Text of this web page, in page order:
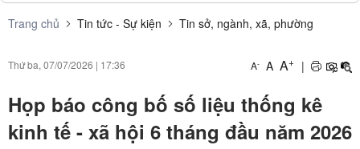
Trang chủ Tin tức - Sự kiện Tin sở, ngành, xã, phường
Thứ ba, 07/07/2026 | 17:36 A- A A+ |
Họp báo công bố số liệu thống kê
kinh tế - xã hội 6 tháng đầu năm 2026